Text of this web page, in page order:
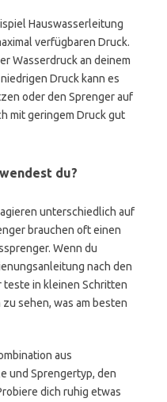
Hauswasserleitung
verfügbaren Druck.
Wasserdruck an deinem
Druck kann es
oder den Sprenger auf
mit geringem Druck gut
du?
unterschiedlich auf
brauchen oft einen
Wenn du
nach den
in kleinen Schritten
sehen, was am besten
aus
und Sprengertyp, den
dich ruhig etwas